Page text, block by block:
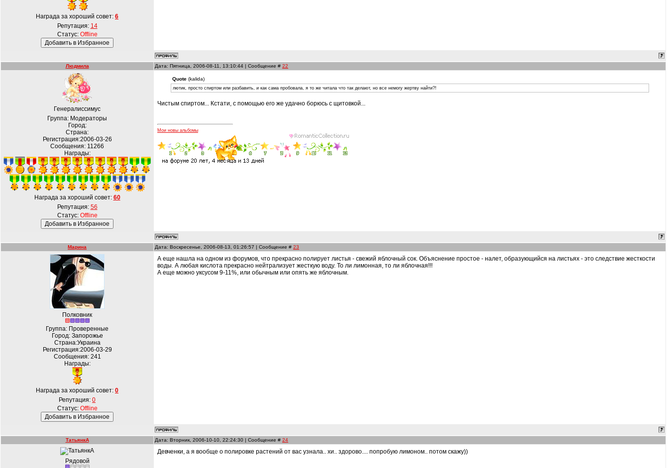
Награда за хороший совет: 6
Репутация: 14
Статус: Offline
Людмила Дата: Пятница, 2006-08-11, 13:10:44 | Сообщение # 22
Генералиссимус
Группа: Модераторы
Город:
Страна:
Регистрация:2006-03-26
Сообщения: 11266
Награды:
Награда за хороший совет: 60
Репутация: 56
Статус: Offline
Quote(kalida)
лютик, просто спиртом или разбавить, и как сама пробовала, я то же читала что так делают, но все немогу жертву найти?!
Чистым спиртом... Кстати, с помощью его же удачно борюсь с щитовкой...
Мои новы альбомы
Марина Дата: Воскресенье, 2006-08-13, 01:26:57 | Сообщение # 23
Полковник
Группа: Проверенные
Город: Запорожье
Страна:Украина
Регистрация:2006-03-29
Сообщения: 241
Награды:
Награда за хороший совет: 0
Репутация: 0
Статус: Offline
А еще нашла на одном из форумов, что прекрасно полирует листья - свежий яблочный сок. Объяснение простое - налет, образующийся на листьях - это следствие жесткости
воды. А любая кислота прекрасно нейтрализует жесткую воду. То ли лимонная, то ли яблочная!!!
А еще можно уксусом 9-11%, или обычным или опять же яблочным.
ТатьянкА Дата: Вторник, 2006-10-10, 22:24:30 | Сообщение # 24
Рядовой
Девченки, а я вообще о полировке растений от вас узнала.. хи.. здорово.... попробую лимоном.. потом скажу))